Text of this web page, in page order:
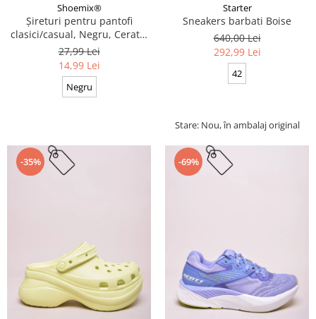
Shoemix®
Șireturi pentru pantofi
clasici/casual, Negru, Cerate,
Calitate premium, 110 cm x
0.3 cm
27,99 Lei
14,99 Lei
Negru
Starter
Sneakers barbati Boise
640,00 Lei
292,99 Lei
42
Stare: Nou, în ambalaj original
-35% -69%